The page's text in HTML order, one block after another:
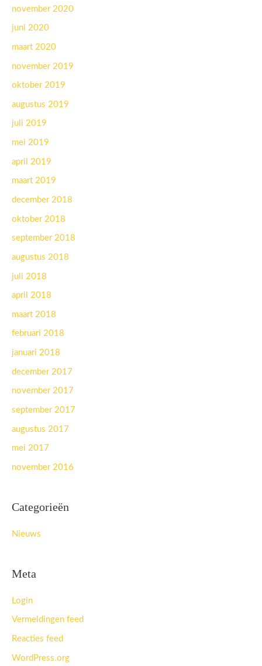
november 2020
juni 2020
maart 2020
november 2019
oktober 2019
augustus 2019
juli 2019
mei 2019
april 2019
maart 2019
december 2018
oktober 2018
september 2018
augustus 2018
juli 2018
april 2018
maart 2018
februari 2018
januari 2018
december 2017
november 2017
september 2017
augustus 2017
mei 2017
november 2016
Categorieën
Nieuws
Meta
Login
Vermeldingen feed
Reacties feed
WordPress.org